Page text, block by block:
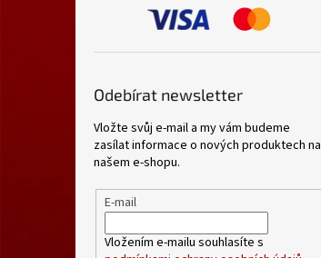
Odebírat newsletter
Vložte svůj e-mail a my vám budeme
zasílat informace o nových produktech na
našem e-shopu.
E-mail
Vložením e-mailu souhlasíte s